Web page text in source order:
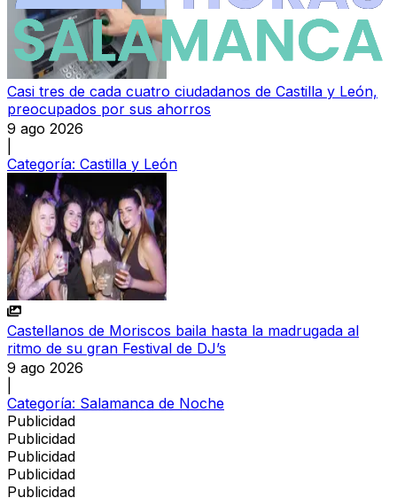
Casi tres de cada cuatro ciudadanos de Castilla y León,
preocupados por sus ahorros
9 ago 2026
Categoría: Castilla y León
Castellanos de Moriscos baila hasta la madrugada al
ritmo de su gran Festival de DJ’s
9 ago 2026
Categoría: Salamanca de Noche
Publicidad
Publicidad
Publicidad
Publicidad
Publicidad